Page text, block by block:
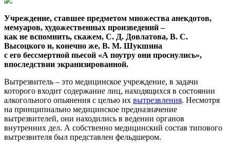
Учреждение, ставшее предметом множества анекдотов,
мемуаров, художественных произведений –
как не вспомнить, скажем, С. Д. Довлатова, В. С.
Высоцкого и, конечно же, В. М. Шукшина
с его бессмертной пьесой «А поутру они проснулись»,
впоследствии экранизированной.
Вытрезвитель – это медицинское учреждение, в задачи
которого входит содержание лиц, находящихся в состоянии
алкогольного опьянения с целью их вытрезвления. Несмотря
на принципиально медицинское предназначение
вытрезвителей, они находились в ведении органов
внутренних дел. А собственно медицинский состав типового
вытрезвителя был представлен фельдшером.